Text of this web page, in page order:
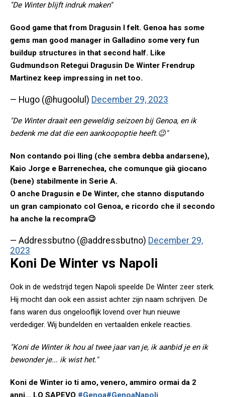
"De Winter blijft indruk maken"
Good game that from Dragusin I felt. Genoa has some
gems man good manager in Galladino some very fun
buildup structures in that second half. Like
Gudmundson Retegui Dragusin De Winter Frendrup
Martinez keep impressing in net too.
— Hugo (@hugoolul) December 29, 2023
"De Winter draait een geweldig seizoen bij Genoa, en ik
bedenk me dat die een aankoopoptie heeft.😉"
Non contando poi Iling (che sembra debba andarsene),
Kaio Jorge e Barrenechea, che comunque già giocano
(bene) stabilmente in Serie A.
O anche Dragusin e De Winter, che stanno disputando
un gran campionato col Genoa, e ricordo che il secondo
ha anche la recompra😉
— Addressbutno (@addressbutno) December 29,
2023
Koni De Winter vs Napoli
Ook in de wedstrijd tegen Napoli speelde De Winter zeer sterk.
Hij mocht dan ook een assist achter zijn naam schrijven. De
fans waren dus ongelooflijk lovend over hun nieuwe
verdediger. Wij bundelden en vertaalden enkele reacties.
"Koni de Winter ik hou al twee jaar van je, ik aanbid je en ik
bewonder je... ik wist het."
Koni de Winter io ti amo, venero, ammiro ormai da 2
anni… LO SAPEVO #Genoa#GenoaNapoli